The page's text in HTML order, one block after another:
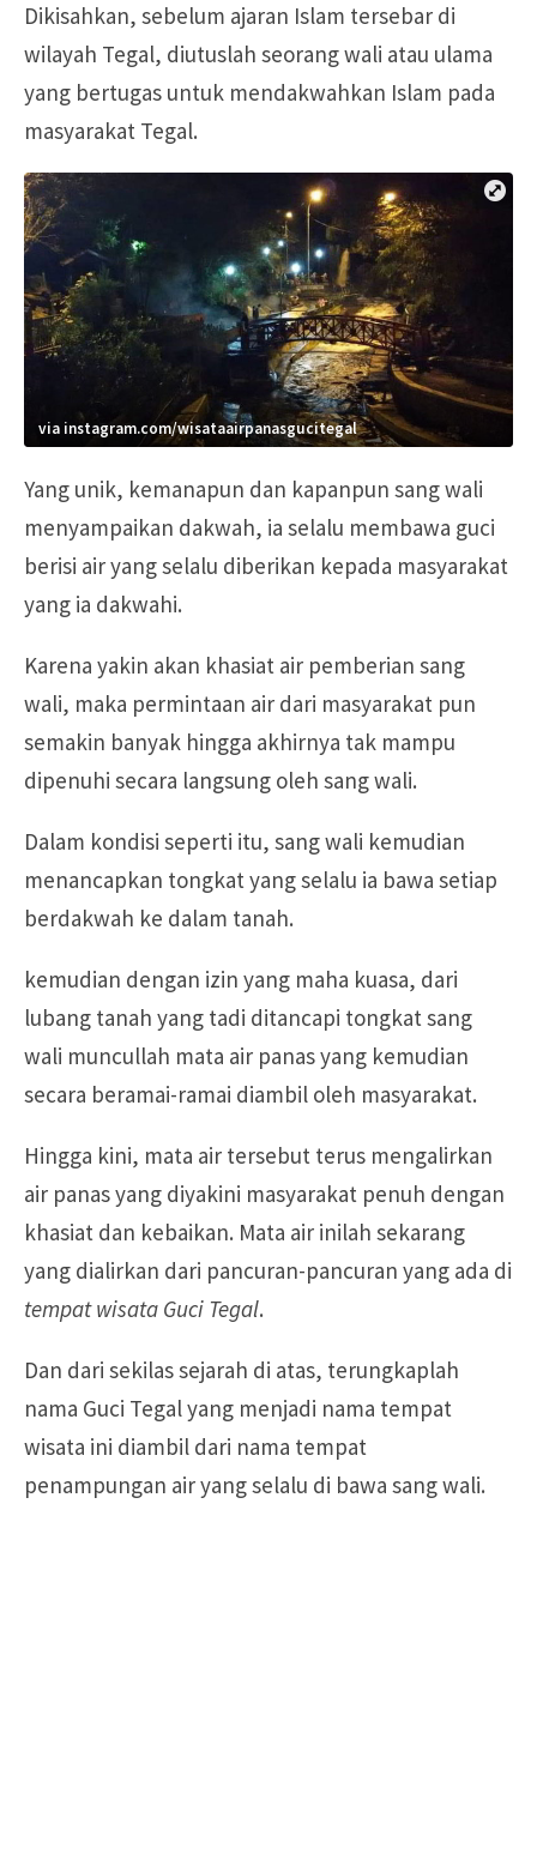
Dikisahkan, sebelum ajaran Islam tersebar di
wilayah Tegal, diutuslah seorang wali atau ulama
yang bertugas untuk mendakwahkan Islam pada
masyarakat Tegal.
via instagram.com/wisataairpanasgucitegal
Yang unik, kemanapun dan kapanpun sang wali
menyampaikan dakwah, ia selalu membawa guci
berisi air yang selalu diberikan kepada masyarakat
yang ia dakwahi.
Karena yakin akan khasiat air pemberian sang
wali, maka permintaan air dari masyarakat pun
semakin banyak hingga akhirnya tak mampu
dipenuhi secara langsung oleh sang wali.
Dalam kondisi seperti itu, sang wali kemudian
menancapkan tongkat yang selalu ia bawa setiap
berdakwah ke dalam tanah.
kemudian dengan izin yang maha kuasa, dari
lubang tanah yang tadi ditancapi tongkat sang
wali muncullah mata air panas yang kemudian
secara beramai-ramai diambil oleh masyarakat.
Hingga kini, mata air tersebut terus mengalirkan
air panas yang diyakini masyarakat penuh dengan
khasiat dan kebaikan. Mata air inilah sekarang
yang dialirkan dari pancuran-pancuran yang ada di
tempat wisata Guci Tegal.
Dan dari sekilas sejarah di atas, terungkaplah
nama Guci Tegal yang menjadi nama tempat
wisata ini diambil dari nama tempat
penampungan air yang selalu di bawa sang wali.